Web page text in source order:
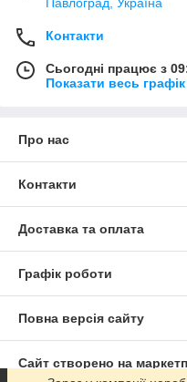
Контакти
Сьогодні працює з
Показати весь
Про нас
Контакти
Доставка та оплата
Графік роботи
Повна версія сайту
Сайт створено на